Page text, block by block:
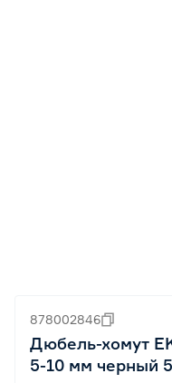
878002846
Дюбель-хомут
5-10 мм черный